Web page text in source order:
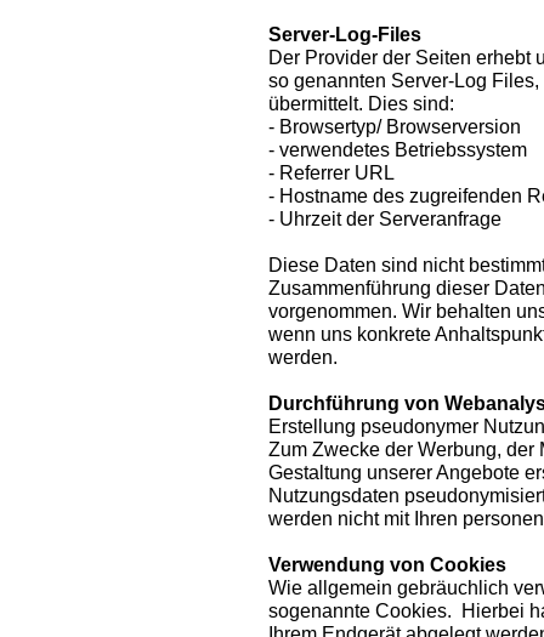
Server-Log-Files
Der Provider der Seiten erhebt
so genannten Server-Log
übermittelt. Dies sind:
- Browsertyp/ Browserversion
- verwendetes Betriebssystem
- Referrer URL
- Hostname des zugreifenden
- Uhrzeit der Serveranfrage
Diese Daten sind nicht
Zusammenführung dieser
vorgenommen. Wir behalten
wenn uns konkrete
werden.
Durchführung von
Erstellung pseudonymer
Zum Zwecke der Werbung, der
Gestaltung unserer Angebote
Nutzungsdaten
werden nicht mit Ihren
Verwendung von Cookies
Wie allgemein gebräuchlich
sogenannte Cookies. Hierbei